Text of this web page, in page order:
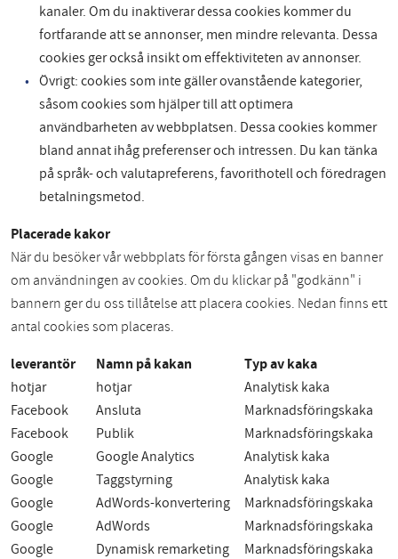
kanaler. Om du inaktiverar dessa cookies kommer du
fortfarande att se annonser, men mindre relevanta. Dessa
cookies ger också insikt om effektiviteten av annonser.
Övrigt: cookies som inte gäller ovanstående kategorier,
såsom cookies som hjälper till att optimera
användbarheten av webbplatsen. Dessa cookies kommer
bland annat ihåg preferenser och intressen. Du kan tänka
på språk- och valutapreferens, favorithotell och föredragen
betalningsmetod.
Placerade kakor
När du besöker vår webbplats för första gången visas en banner
om användningen av cookies. Om du klickar på "godkänn" i
bannern ger du oss tillåtelse att placera cookies. Nedan finns ett
antal cookies som placeras.
leverantör Namn på kakan Typ av kaka
hotjar hotjar
Analytisk kaka
Facebook
Ansluta
Marknadsföringskaka
Facebook
Publik
Marknadsföringskaka
Google
Google Analytics
Analytisk kaka
Google
Taggstyrning
Analytisk kaka
Google
AdWords-konvertering
Marknadsföringskaka
Google
AdWords
Marknadsföringskaka
Google
Dynamisk remarketing Marknadsföringskaka